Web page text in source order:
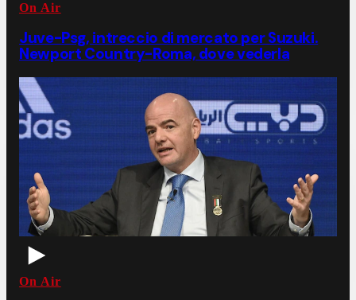
On Air
Juve-Psg, intreccio di mercato per Suzuki.
Newport Country-Roma, dove vederla
On Air